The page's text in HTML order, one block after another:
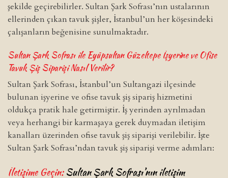
şekilde geçirebilirler. Sultan Şark Sofrası’nın ustalarının
ellerinden çıkan tavuk şişler, İstanbul’un her köşesindeki
çalışanların beğenisine sunulmaktadır.
Sultan Şark Sofrası ile Eyüpsultan Güzeltepe İşyerine ve Ofise
Tavuk Şiş Siparişi Nasıl Verilir?
Sultan Şark Sofrası, İstanbul’un Sultangazi ilçesinde
bulunan işyerine ve ofise tavuk şiş sipariş hizmetini
oldukça pratik hale getirmiştir. İş yerinden ayrılmadan
veya herhangi bir karmaşaya gerek duymadan iletişim
kanalları üzerinden ofise tavuk şiş siparişi verilebilir. İşte
Sultan Şark Sofrası’ndan tavuk şiş siparişi verme adımları:
İletişime Geçin:Sultan Şark Sofrası’nın iletişim